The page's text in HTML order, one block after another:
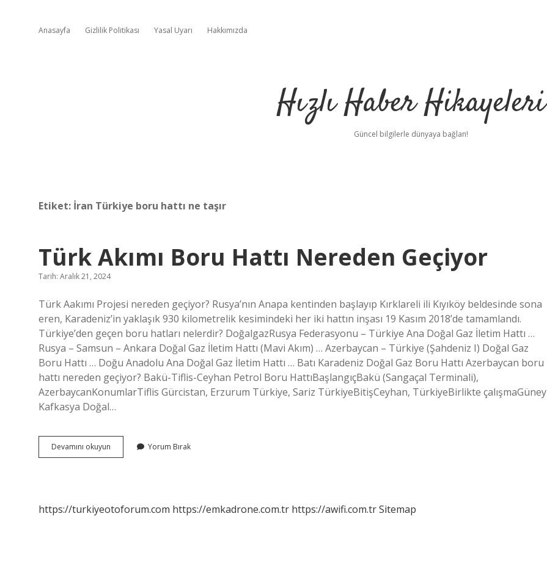
Anasayfa Gizlilik Politikası Yasal Uyarı Hakkımızda
Hızlı Haber Hikayeleri
Güncel bilgilerle dünyaya bağlan!
Etiket: İran Türkiye boru hattı ne taşır
Türk Akımı Boru Hattı Nereden Geçiyor
Tarih: Aralık 21, 2024
Türk Aakımı Projesi nereden geçiyor? Rusya’nın Anapa kentinden başlayıp Kırklareli ili Kıyıköy beldesinde sona
eren, Karadeniz’in yaklaşık 930 kilometrelik kesimindeki her iki hattın inşası 19 Kasım 2018’de tamamlandı.
Türkiye’den geçen boru hatları nelerdir? DoğalgazRusya Federasyonu – Türkiye Ana Doğal Gaz İletim Hattı …
Rusya – Samsun – Ankara Doğal Gaz İletim Hattı (Mavi Akım) … Azerbaycan – Türkiye (Şahdeniz I) Doğal Gaz
Boru Hattı … Doğu Anadolu Ana Doğal Gaz İletim Hattı … Batı Karadeniz Doğal Gaz Boru Hattı Azerbaycan boru
hattı nereden geçiyor? Bakü-Tiflis-Ceyhan Petrol Boru HattıBaşlangıçBakü (Sangaçal Terminali),
AzerbaycanKonumlarTiflis Gürcistan, Erzurum Türkiye, Sariz TürkiyeBitişCeyhan, TürkiyeBirlikte çalışmaGüney
Kafkasya Doğal…
Devamını okuyun
Akımı
Yorum Bırak
https://turkiyeotoforum.com https://emkadrone.com.tr https://awifi.com.trSitemap